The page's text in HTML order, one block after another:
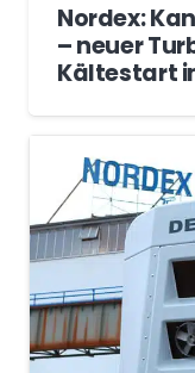
Nordex:
– neuer
Kältestart